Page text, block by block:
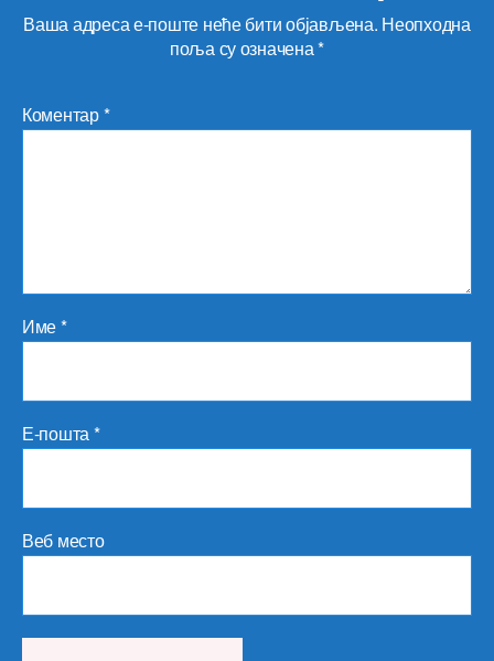
Ваша адреса е-поште неће бити објављена. Неопходна
поља су означена*
Коментар*
Име*
Е-пошта*
Веб место